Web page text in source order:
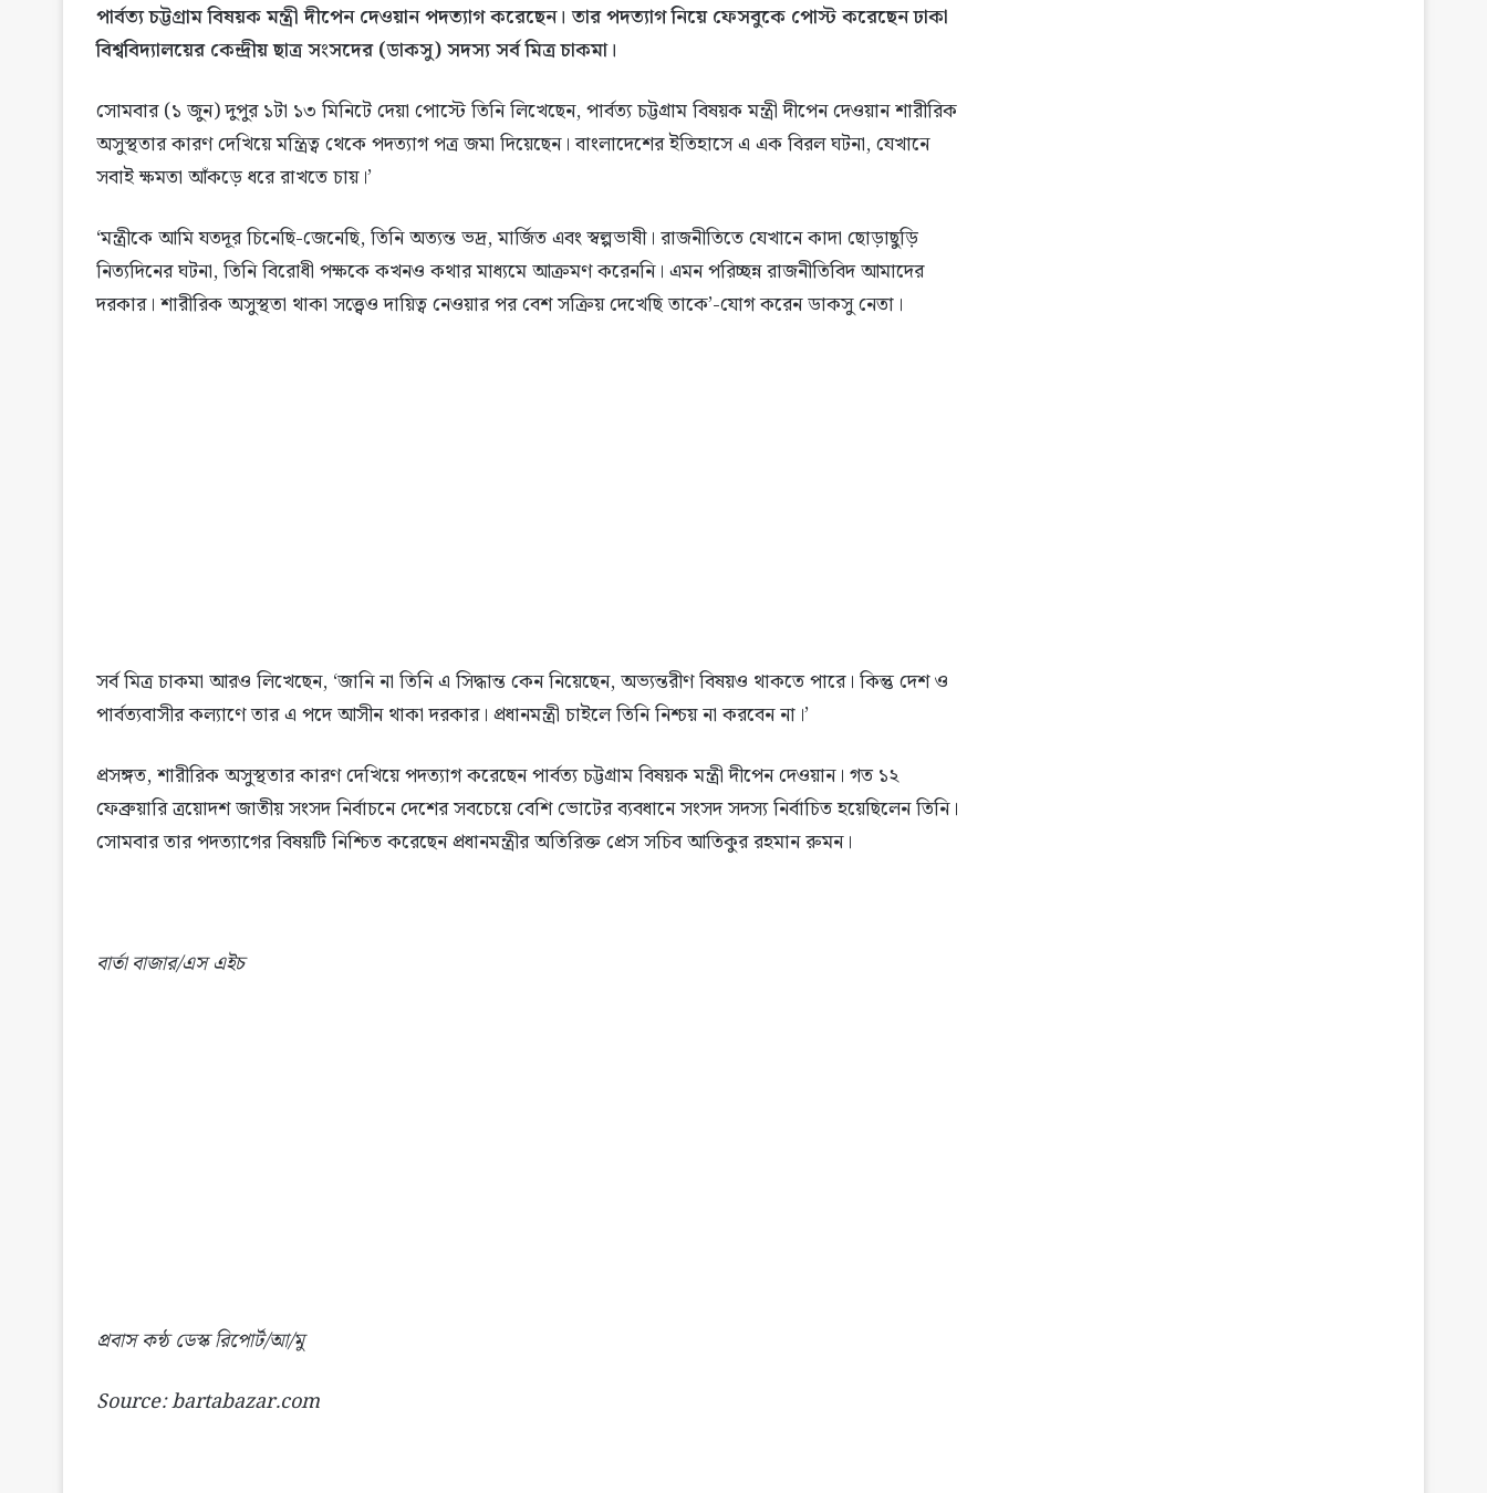
পার্বত্য চট্টগ্রাম বিষয়ক মন্ত্রী দীপেন দেওয়ান পদত্যাগ করেছেন। তার পদত্যাগ নিয়ে ফেসবুকে পোস্ট করেছেন ঢাকা
বিশ্ববিদ্যালয়ের কেন্দ্রীয় ছাত্র সংসদের (ডাকসু) সদস্য সর্ব মিত্র চাকমা।
সোমবার (১ জুন) দুপুর ১টা ১৩ মিনিটে দেয়া পোস্টে তিনি লিখেছেন, পার্বত্য চট্টগ্রাম বিষয়ক মন্ত্রী দীপেন দেওয়ান শারীরিক
অসুস্থতার কারণ দেখিয়ে মন্ত্রিত্ব থেকে পদত্যাগ পত্র জমা দিয়েছেন। বাংলাদেশের ইতিহাসে এ এক বিরল ঘটনা, যেখানে
সবাই ক্ষমতা আঁকড়ে ধরে রাখতে চায়।’
‘মন্ত্রীকে আমি যতদূর চিনেছি-জেনেছি, তিনি অত্যন্ত ভদ্র, মার্জিত এবং স্বল্পভাষী। রাজনীতিতে যেখানে কাদা ছোড়াছুড়ি
নিত্যদিনের ঘটনা, তিনি বিরোধী পক্ষকে কখনও কথার মাধ্যমে আক্রমণ করেননি। এমন পরিচ্ছন্ন রাজনীতিবিদ আমাদের
দরকার। শারীরিক অসুস্থতা থাকা সত্ত্বেও দায়িত্ব নেওয়ার পর বেশ সক্রিয় দেখেছি তাকে’-যোগ করেন ডাকসু নেতা।
সর্ব মিত্র চাকমা আরও লিখেছেন, ‘জানি না তিনি এ সিদ্ধান্ত কেন নিয়েছেন, অভ্যন্তরীণ বিষয়ও থাকতে পারে। কিন্তু দেশ ও
পার্বত্যবাসীর কল্যাণে তার এ পদে আসীন থাকা দরকার। প্রধানমন্ত্রী চাইলে তিনি নিশ্চয় না করবেন না।’
প্রসঙ্গত, শারীরিক অসুস্থতার কারণ দেখিয়ে পদত্যাগ করেছেন পার্বত্য চট্টগ্রাম বিষয়ক মন্ত্রী দীপেন দেওয়ান। গত ১২
ফেব্রুয়ারি ত্রয়োদশ জাতীয় সংসদ নির্বাচনে দেশের সবচেয়ে বেশি ভোটের ব্যবধানে সংসদ সদস্য নির্বাচিত হয়েছিলেন তিনি।
সোমবার তার পদত্যাগের বিষয়টি নিশ্চিত করেছেন প্রধানমন্ত্রীর অতিরিক্ত প্রেস সচিব আতিকুর রহমান রুমন।
বার্তা বাজার/এস এইচ
প্রবাস কন্ঠ ডেস্ক রিপোর্ট/আ/মু
Source: bartabazar.com